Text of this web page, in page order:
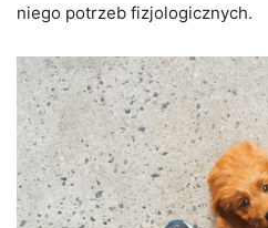
niego potrzeb fizjologicznych.